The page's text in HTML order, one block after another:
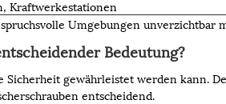
Kraftwerkestationen
Umgebungen unverzichtbar
Bedeutung?
gewährleistet werden kann.
entscheidend.